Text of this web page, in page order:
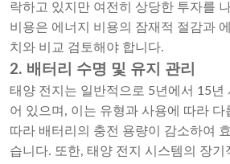
락하고 있지만 여전히 상당한 투자를
비용은 에너지 비용의 잠재적 절감과
치와 비교 검토해야 합니다.
2. 배터리 수명 및 유지 관리
태양 전지는 일반적으로 5년에서 15년
어 있으며, 이는 유형과 사용에 따라 다
따라 배터리의 충전 용량이 감소하여
습니다. 또한, 태양 전지 시스템의 장기